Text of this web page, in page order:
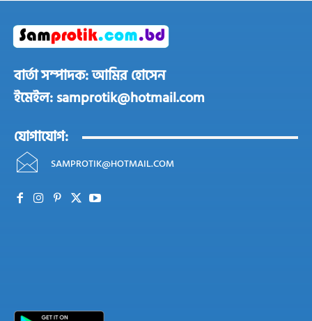
বার্তা সম্পাদক: আমির হোসেন
ইমেইল: samprotik@hotmail.com
যোগাযোগ:
SAMPROTIK@HOTMAIL.COM